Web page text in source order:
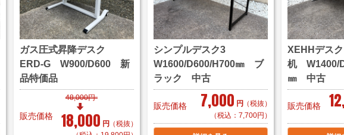
＜送料例＞
■横浜市内 1台 ￥
1台 ￥2,200～（
＊区により
■東京23区 1台 ￥
1台 ￥8,800～（
＊複数商品の同
ガス圧式昇降デスク
ERD-G W900/D600 新
品特価品
販売価格
48,000円
18,000 円 （税抜）
シンプルデスク3
W1600/D600/H700㎜ ブ
ラック 中古
販売価格 7,000 円 （税抜）
（税込：7,700円）
XEHHデス
机 W1400/
㎜ 中古
販売価格